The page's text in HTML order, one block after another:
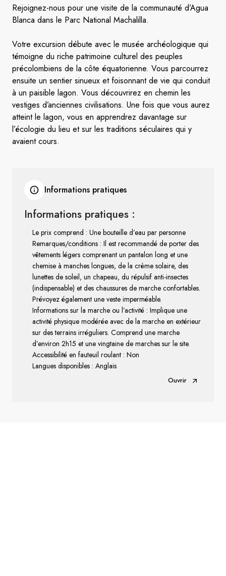
Rejoignez-nous pour une visite de la communauté d’Agua
Blanca dans le Parc National Machalilla.
Votre excursion débute avec le musée archéologique qui
témoigne du riche patrimoine culturel des peuples
précolombiens de la côte équatorienne. Vous parcourrez
ensuite un sentier sinueux et foisonnant de vie qui conduit
à un paisible lagon. Vous découvrirez en chemin les
vestiges d’anciennes civilisations. Une fois que vous aurez
atteint le lagon, vous en apprendrez davantage sur
l’écologie du lieu et sur les traditions séculaires qui y
avaient cours.
Informations pratiques
Informations pratiques :
Le prix comprend : Une bouteille d’eau par personne
Remarques/conditions : Il est recommandé de porter des
vêtements légers comprenant un pantalon long et une
chemise à manches longues, de la crème solaire, des
lunettes de soleil, un chapeau, du répulsif anti-insectes
(indispensable) et des chaussures de marche confortables.
Prévoyez également une veste imperméable.
Informations sur la marche ou l’activité : Implique une
activité physique modérée avec de la marche en extérieur
sur des terrains irréguliers. Comprend une marche
d’environ 2h15 et une vingtaine de marches sur le site.
Accessibilité en fauteuil roulant : Non
Langues disponibles : Anglais
Ouvrir